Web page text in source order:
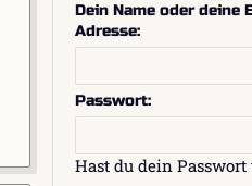
Dein Name oder deine
Adresse
Passwort
Hast du dein Passwort